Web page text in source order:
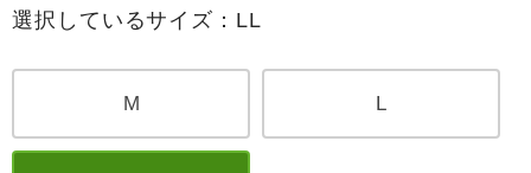
選択しているサイズ：LL
M L